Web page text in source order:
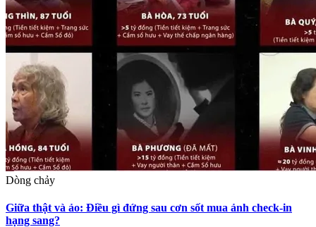
Dòng chảy
Giữa thật và ảo: Điều gì đứng sau cơn sốt mua ảnh check-in
hạng sang?